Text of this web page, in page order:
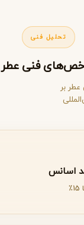
تحلیل فنی
فنی عطر
بر
اسانس